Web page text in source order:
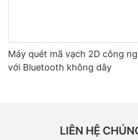
Máy quét mã vạch 2D công
với Bluetooth không dây
LIÊN HỆ